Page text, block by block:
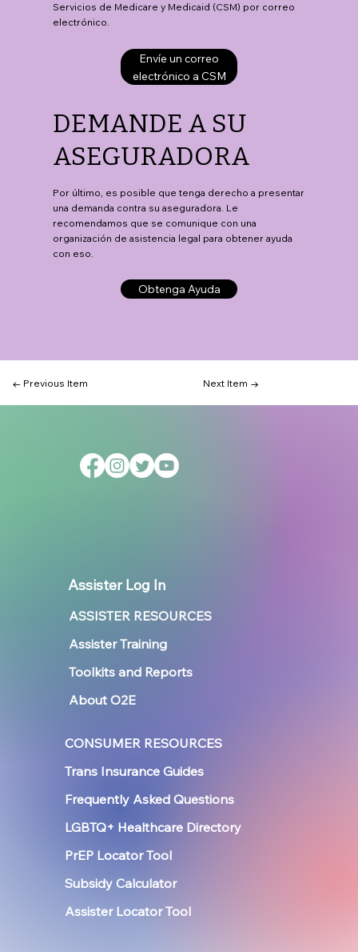
Servicios de Medicare y Medicaid (CSM) por correo
electrónico.
Envíe un correo
electrónico a CSM
DEMANDE A SU
ASEGURADORA
Por último, es posible que tenga derecho a presentar
una demanda contra su aseguradora. Le
recomendamos que se comunique con una
organización de asistencia legal para obtener ayuda
con eso.
Obtenga Ayuda
← Previous Item Next Item →
Assister Log In
ASSISTER RESOURCES
Assister Training
Toolkits and Reports
About O2E
CONSUMER RESOURCES
Trans Insurance Guides
Frequently Asked Questions
LGBTQ+ Healthcare Directory
PrEP Locator Tool
Subsidy Calculator
Assister Locator Tool